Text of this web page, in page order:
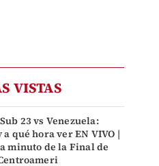
VISTAS
23 vs Venezuela:
a qué hora ver EN VIVO |
minuto de la Final de